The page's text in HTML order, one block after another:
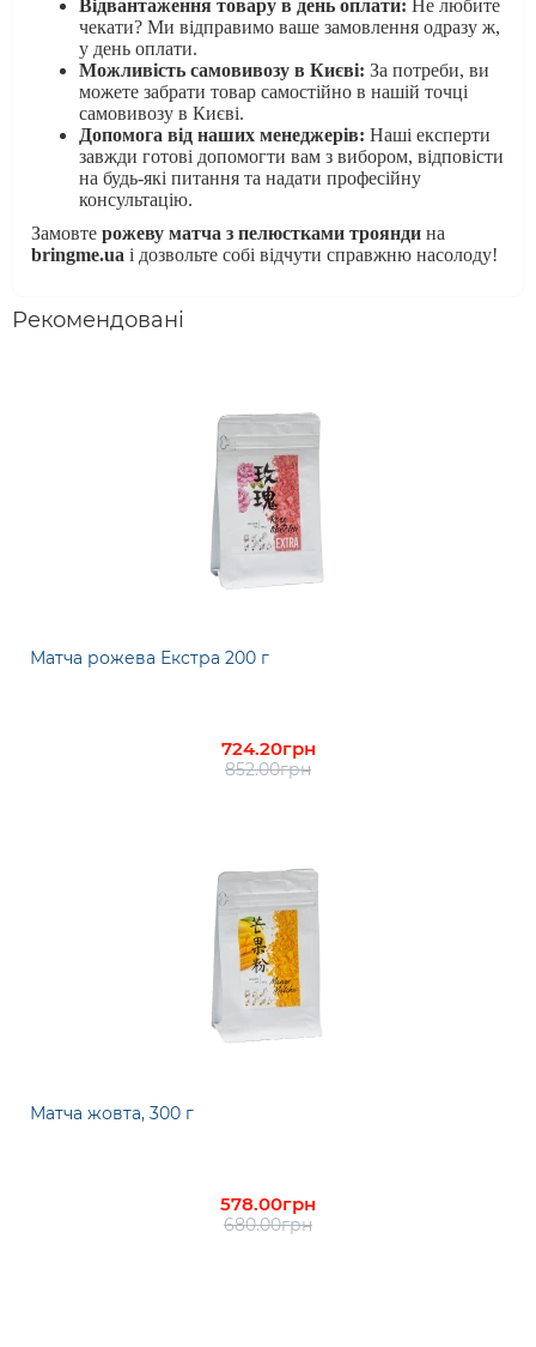
Відвантаження товару в день оплати: Не любите
чекати? Ми відправимо ваше замовлення одразу ж,
у день оплати.
Можливість самовивозу в Києві: За потреби, ви
можете забрати товар самостійно в нашій точці
самовивозу в Києві.
Допомога від наших менеджерів: Наші експерти
завжди готові допомогти вам з вибором, відповісти
на будь-які питання та надати професійну
консультацію.
Замовте рожеву матча з пелюстками троянди на
bringme.ua і дозвольте собі відчути справжню насолоду!
Рекомендовані
Матча рожева Екстра 200 г
724.20грн
852.00грн
Матча жовта, 300 г
578.00грн
680.00грн